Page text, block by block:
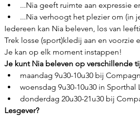
...Nia geeft ruimte aan expressie
...Nia verhoogt het plezier om (in
Iedereen kan Nia beleven, los van
Trek losse (sport)kledij aan en voorzie
Je kan op elk moment instappen!
Je kunt Nia beleven op verschillende
maandag 9u30-10u30 bij
woensdag 9u30-10u30 in
donderdag 20u30-21u30 bij
Lesgever?